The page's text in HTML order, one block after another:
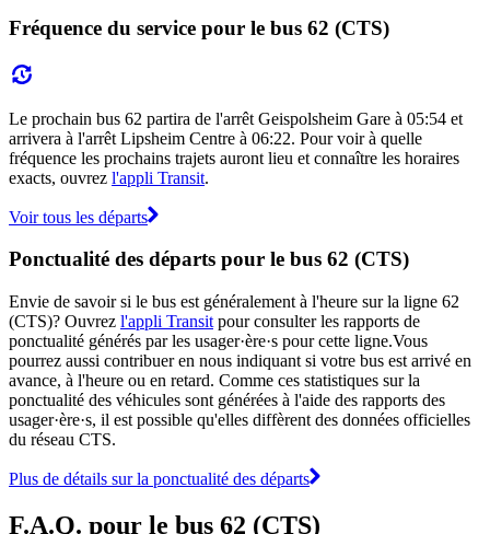
Fréquence du service pour le bus 62 (CTS)
Le prochain bus 62 partira de l'arrêt Geispolsheim Gare à 05:54 et
arrivera à l'arrêt Lipsheim Centre à 06:22. Pour voir à quelle
fréquence les prochains trajets auront lieu et connaître les horaires
exacts, ouvrez l'appli Transit.
Voir tous les départs
Ponctualité des départs pour le bus 62 (CTS)
Envie de savoir si le bus est généralement à l'heure sur la ligne 62
(CTS)? Ouvrez l'appli Transit pour consulter les rapports de
ponctualité générés par les usager·ère·s pour cette ligne.Vous
pourrez aussi contribuer en nous indiquant si votre bus est arrivé en
avance, à l'heure ou en retard. Comme ces statistiques sur la
ponctualité des véhicules sont générées à l'aide des rapports des
usager·ère·s, il est possible qu'elles diffèrent des données officielles
du réseau CTS.
Plus de détails sur la ponctualité des départs
F.A.Q. pour le bus 62 (CTS)